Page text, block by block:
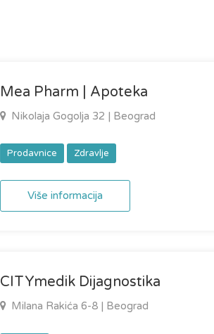
Mea Pharm | Apoteka
Nikolaja Gogolja 32 | Beograd
Prodavnice Zdravlje
Više informacija
CITYmedik Dijagnostika
Milana Rakića 6-8 | Beograd